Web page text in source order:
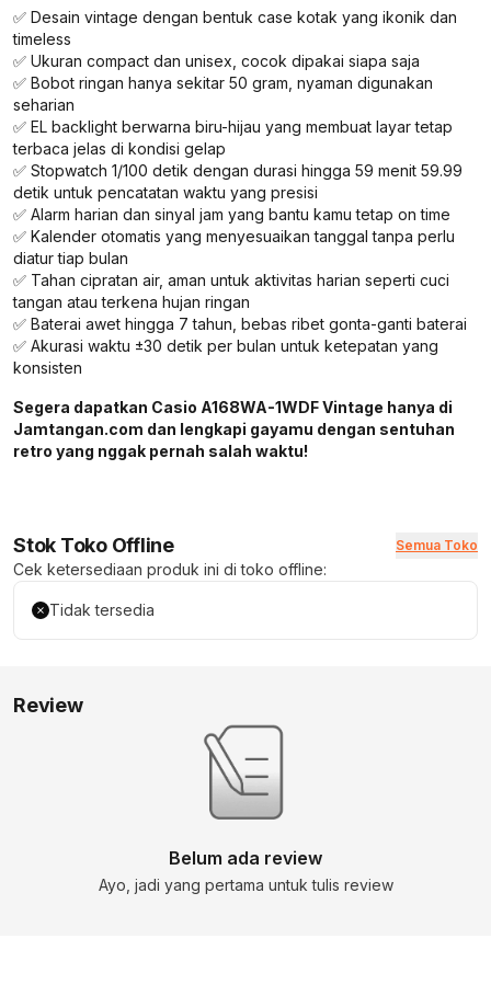
✅ Desain vintage dengan bentuk case kotak yang ikonik dan
timeless
✅ Ukuran compact dan unisex, cocok dipakai siapa saja
✅ Bobot ringan hanya sekitar 50 gram, nyaman digunakan
seharian
✅ EL backlight berwarna biru-hijau yang membuat layar tetap
terbaca jelas di kondisi gelap
✅ Stopwatch 1/100 detik dengan durasi hingga 59 menit 59.99
detik untuk pencatatan waktu yang presisi
✅ Alarm harian dan sinyal jam yang bantu kamu tetap on time
✅ Kalender otomatis yang menyesuaikan tanggal tanpa perlu
diatur tiap bulan
✅ Tahan cipratan air, aman untuk aktivitas harian seperti cuci
tangan atau terkena hujan ringan
✅ Baterai awet hingga 7 tahun, bebas ribet gonta-ganti baterai
✅ Akurasi waktu ±30 detik per bulan untuk ketepatan yang
konsisten
Segera dapatkan Casio A168WA-1WDF Vintage hanya di
Jamtangan.com dan lengkapi gayamu dengan sentuhan
retro yang nggak pernah salah waktu!
Stok Toko Offline Semua Toko
Cek ketersediaan produk ini di toko offline:
Tidak tersedia
Review
Belum ada review
Ayo, jadi yang pertama untuk tulis review